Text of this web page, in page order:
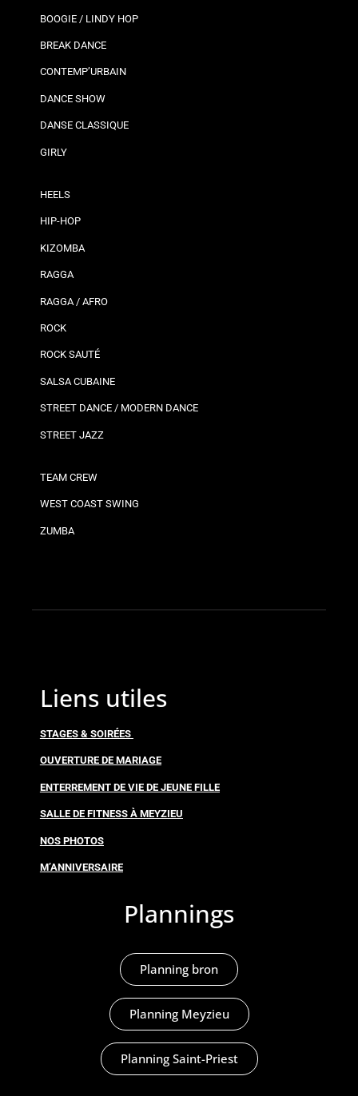
BOOGIE / LINDY HOP
BREAK DANCE
CONTEMP’URBAIN
DANCE SHOW
DANSE CLASSIQUE
GIRLY
HEELS
HIP-HOP
KIZOMBA
RAGGA
RAGGA / AFRO
ROCK
ROCK SAUTÉ
SALSA CUBAINE
STREET DANCE / MODERN DANCE
STREET JAZZ
TEAM CREW
WEST COAST SWING
ZUMBA
Liens utiles
STAGES & SOIRÉES
OUVERTURE DE MARIAGE
ENTERREMENT DE VIE DE JEUNE FILLE
SALLE DE FITNESS À MEYZIEU
NOS PHOTOS
M’ANNIVERSAIRE
Plannings
Planning bron
Planning Meyzieu
Planning Saint-Priest